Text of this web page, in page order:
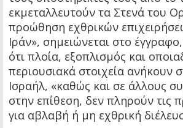
εκμεταλλευτούν τα Στενά του
προώθηση εχθρικών
Ιράν», σημειώνεται στο
ότι πλοία, εξοπλισμός και
περιουσιακά στοιχεία ανήκουν
Ισραήλ, «καθώς και σε άλλους
στην επίθεση, δεν πληρούν τις
για αβλαβή ή μη εχθρική